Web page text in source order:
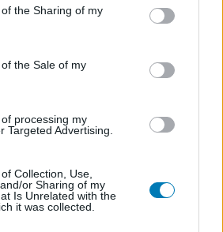
or usage behaviour. You may click to
to Google and its third-party tags to
specified purposes in below Google
the Sharing of my
the Sale of my
processing my
Targeted Advertising.
Collection, Use,
or Sharing of my
Is Unrelated with the
it was collected.
John Stewart és Hal Jordan is
karakter ugyebár színes bőrű, a
(őt alakította Ryan Reynolds is a
sem mondható 2011-es
történet egy bizonyos pontján